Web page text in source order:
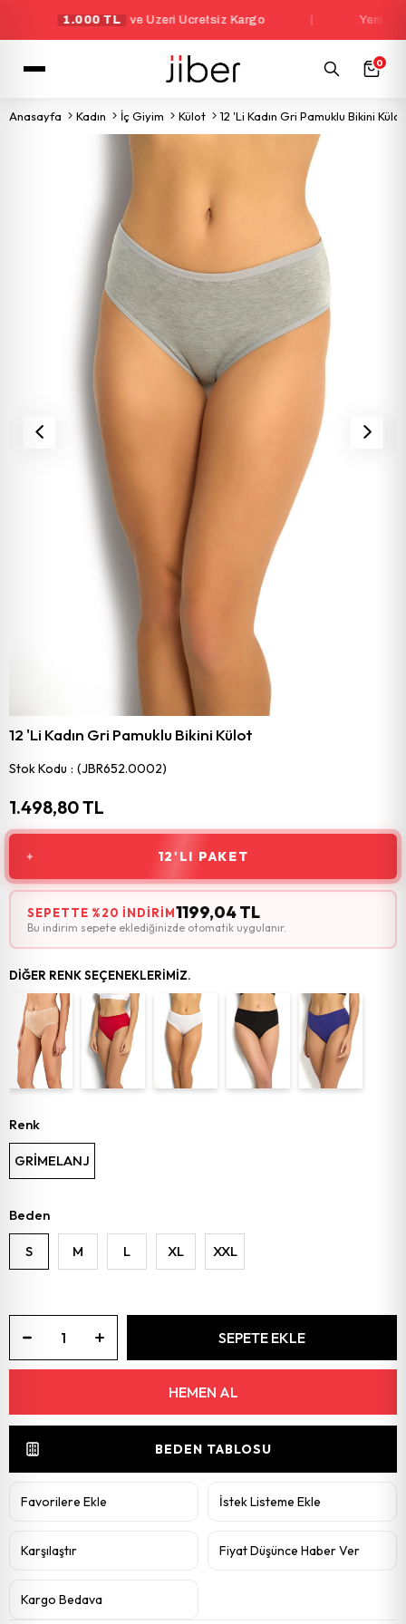
1.000 TL ve Üzeri Ücretsiz Kargo Yeni
0
Anasayfa Kadın İç Giyim Külot 12 'Li Kadın Gri Pamuklu Bikini Külot
12 'Li Kadın Gri Pamuklu Bikini Külot
Stok Kodu (JBR652.0002)
1.498,80 TL
12'LI PAKET
SEPETTE %20 İNDIRIM1199,04 TL
Bu indirim sepete eklediğinizde otomatik uygulanır.
DIĞER RENK SEÇENEKLERIMIZ.
Renk
GRİMELANJ
Beden
S M L XL XXL
BEDEN TABLOSU
Favorilere Ekle İstek Listeme Ekle
Karşılaştır Fiyat Düşünce Haber Ver
Kargo Bedava